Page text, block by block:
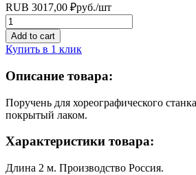
RUB 3017,00 ₽руб./шт
Quantity
Add to cart
Купить в 1 клик
Описание товара:
Поручень для хореографического
покрытый лаком.
Характеристики товара:
Длина 2 м. Производство Россия.